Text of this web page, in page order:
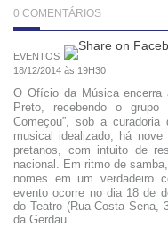
0 COMENTÁRIOS
EVENTOS
18/12/2014 às 19H30
O Ofício da Música encerra
Preto, recebendo o grupo
Começou”, sob a
musical idealizado, há
pretanos, com intuito de
nacional. Em ritmo de
nomes em um verdadeiro
evento ocorre no dia 18 de
do Teatro (Rua Costa Sena,
da Gerdau.